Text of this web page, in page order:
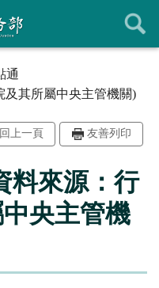
通
及其所屬中央主管機關)
回上一頁 友善列印
料來源：行
央主管機